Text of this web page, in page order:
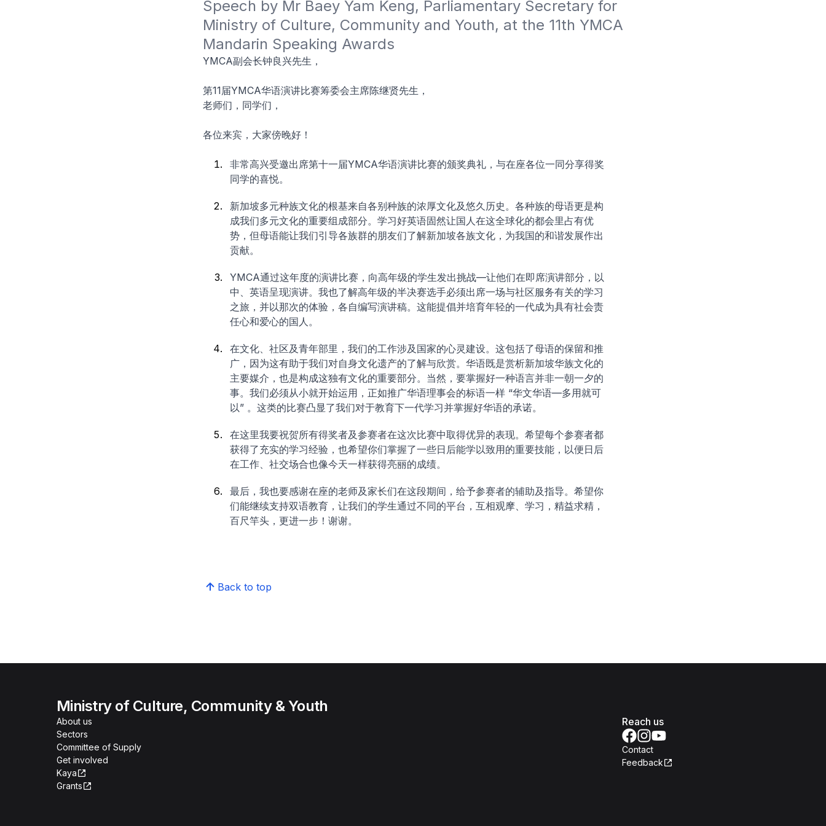
Speech by Mr Baey Yam Keng, Parliamentary Secretary for
Ministry of Culture, Community and Youth, at the 11th YMCA
Mandarin Speaking Awards
YMCA副会长钟良兴先生，
第11届YMCA华语演讲比赛筹委会主席陈继贤先生，
老师们，同学们，
各位来宾，大家傍晚好！
非常高兴受邀出席第十一届YMCA华语演讲比赛的颁奖典礼，与在座各位一同分享得奖
同学的喜悦。
新加坡多元种族文化的根基来自各别种族的浓厚文化及悠久历史。各种族的母语更是构
成我们多元文化的重要组成部分。学习好英语固然让国人在这全球化的都会里占有优
势，但母语能让我们引导各族群的朋友们了解新加坡各族文化，为我国的和谐发展作出
贡献。
YMCA通过这年度的演讲比赛，向高年级的学生发出挑战—让他们在即席演讲部分，以
中、英语呈现演讲。我也了解高年级的半决赛选手必须出席一场与社区服务有关的学习
之旅，并以那次的体验，各自编写演讲稿。这能提倡并培育年轻的一代成为具有社会责
任心和爱心的国人。
在文化、社区及青年部里，我们的工作涉及国家的心灵建设。这包括了母语的保留和推
广，因为这有助于我们对自身文化遗产的了解与欣赏。华语既是赏析新加坡华族文化的
主要媒介，也是构成这独有文化的重要部分。当然，要掌握好一种语言并非一朝一夕的
事。我们必须从小就开始运用，正如推广华语理事会的标语一样 “华文华语—多用就可
以” 。这类的比赛凸显了我们对于教育下一代学习并掌握好华语的承诺。
在这里我要祝贺所有得奖者及参赛者在这次比赛中取得优异的表现。希望每个参赛者都
获得了充实的学习经验，也希望你们掌握了一些日后能学以致用的重要技能，以便日后
在工作、社交场合也像今天一样获得亮丽的成绩。
最后，我也要感谢在座的老师及家长们在这段期间，给予参赛者的辅助及指导。希望你
们能继续支持双语教育，让我们的学生通过不同的平台，互相观摩、学习，精益求精，
百尺竿头，更进一步！谢谢。
Back to top
Ministry of Culture, Community & Youth
About us
Sectors
Committee of Supply
Get involved
Kaya
Grants
Reach us
Contact
Feedback